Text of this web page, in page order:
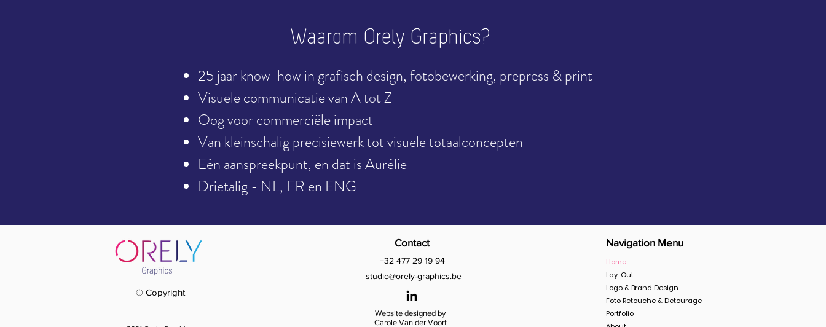
Waarom Orely Graphics?
25 jaar know-how in grafisch design, fotobewerking, prepress & print
Visuele communicatie van A tot Z
Oog voor commerciële impact
Van kleinschalig precisiewerk tot visuele totaalconcepten
Eén aanspreekpunt, en dat is Aurélie
Drietalig - NL, FR en ENG
© Copyright
Contact
+32 477 29 19 94
studio@orely-graphics.be
Website designed by
Carole Van der Voort
Navigation Menu
Home
Lay-Out
Logo & Brand Design
Foto Retouche & Detourage
Portfolio